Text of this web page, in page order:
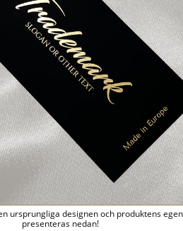
ursprungliga designen och produktens
presenteras nedan!